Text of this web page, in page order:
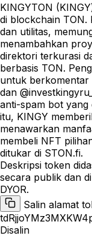
KINGYTON
di blockchain TON.
dan utilitas,
menambahkan
direktori terkurasi
berbasis TON.
untuk berkomentar
dan
anti-spam bot yang
itu, KINGY
menawarkan
membeli NFT
ditukar di STON.fi.
Deskripsi token
secara publik dan
DYOR.
Salin alamat
Disalin